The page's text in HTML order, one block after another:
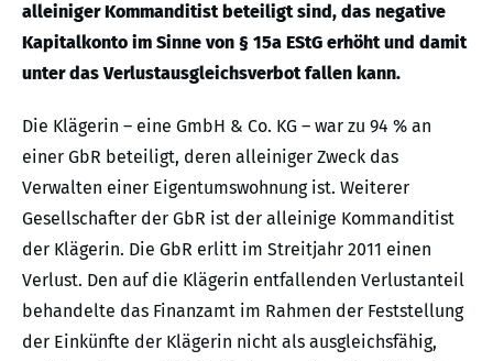
alleiniger Kommanditist beteiligt sind, das negative
Kapitalkonto im Sinne von § 15a EStG erhöht und damit
unter das Verlustausgleichsverbot fallen kann.
Die Klägerin – eine GmbH & Co. KG – war zu 94 % an
einer GbR beteiligt, deren alleiniger Zweck das
Verwalten einer Eigentumswohnung ist. Weiterer
Gesellschafter der GbR ist der alleinige Kommanditist
der Klägerin. Die GbR erlitt im Streitjahr 2011 einen
Verlust. Den auf die Klägerin entfallenden Verlustanteil
behandelte das Finanzamt im Rahmen der Feststellung
der Einkünfte der Klägerin nicht als ausgleichsfähig,